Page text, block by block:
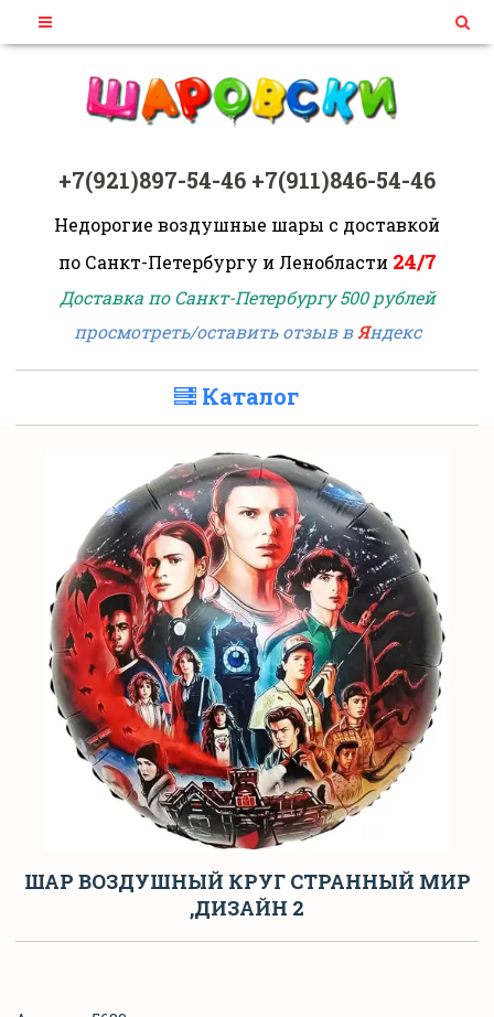
+7(921)897-54-46 +7(911)846-54-46
Недорогие воздушные шары с доставкой
по Санкт-Петербургу и Ленобласти 24/7
Доставка по Санкт-Петербургу 500 рублей
просмотреть/оставить отзыв вЯндекс
Каталог
ШАР ВОЗДУШНЫЙ КРУГ СТРАННЫЙ МИР
,ДИЗАЙН 2